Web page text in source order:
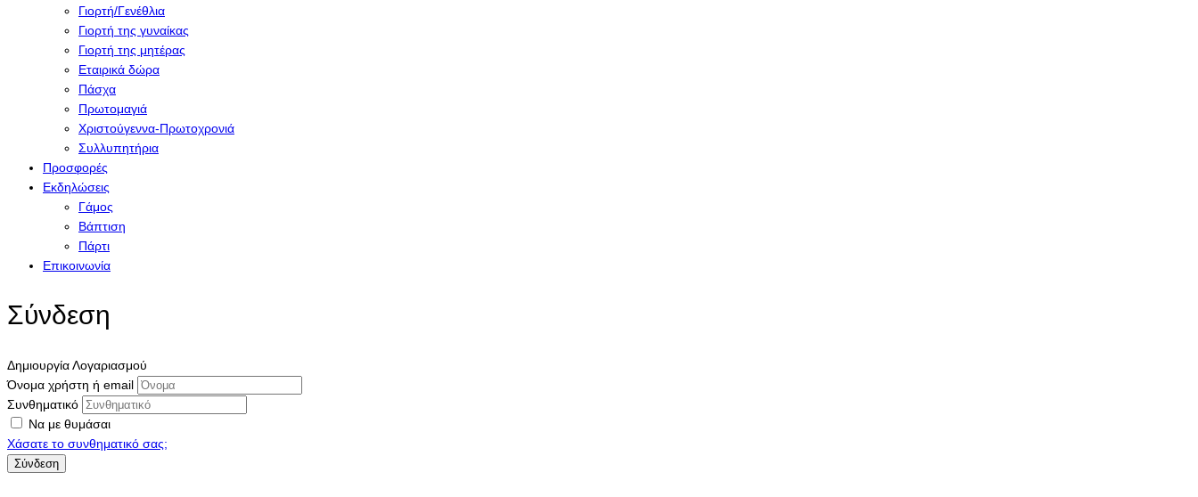
Γιορτή/Γενέθλια
Γιορτή της γυναίκας
Γιορτή της μητέρας
Εταιρικά δώρα
Πάσχα
Πρωτομαγιά
Χριστούγεννα-Πρωτοχρονιά
Συλλυπητήρια
Προσφορές
Εκδηλώσεις
Γάμος
Βάπτιση
Πάρτι
Επικοινωνία
Σύνδεση
Δημιουργία Λογαριασμού
Όνομα χρήστη ή email
Συνθηματικό
Να με θυμάσαι
Χάσατε το συνθηματικό σας;